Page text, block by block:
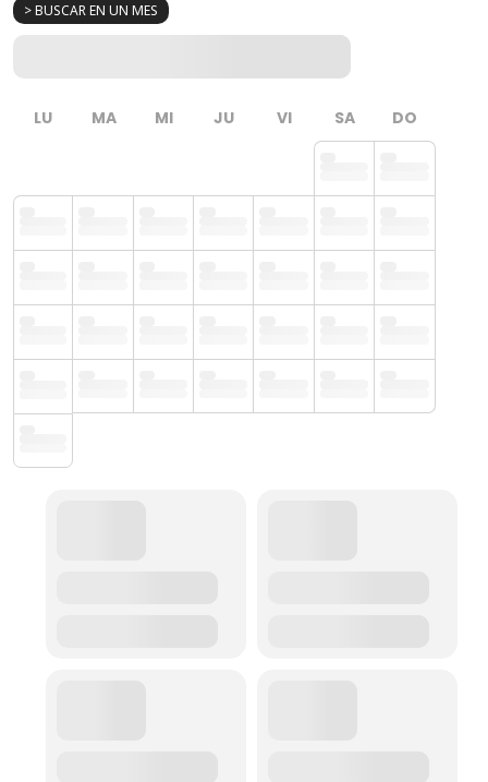
> BUSCAR EN UN MES
LU MA MI JU VI SA DO